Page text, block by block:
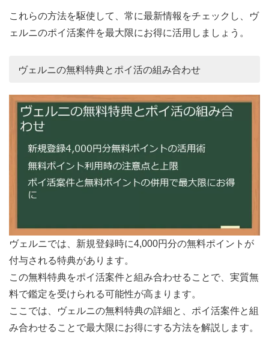
これらの方法を駆使して、常に最新情報をチェックし、ヴ
ェルニのポイ活案件を最大限にお得に活用しましょう。
ヴェルニの無料特典とポイ活の組み合わせ
ヴェルニでは、新規登録時に4,000円分の無料ポイントが
付与される特典があります。
この無料特典をポイ活案件と組み合わせることで、実質無
料で鑑定を受けられる可能性が高まります。
ここでは、ヴェルニの無料特典の詳細と、ポイ活案件と組
み合わせることで最大限にお得にする方法を解説します。